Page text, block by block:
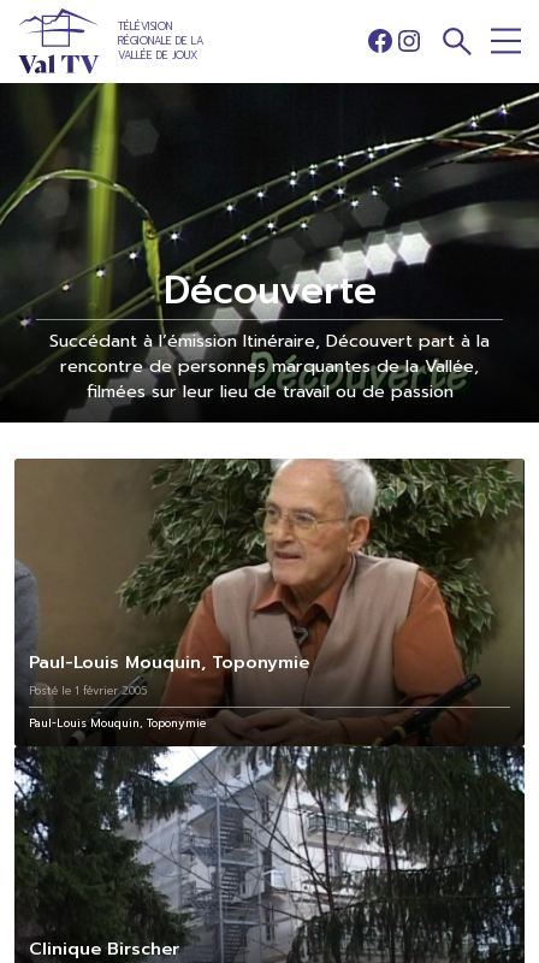
TÉLÉVISION
RÉGIONALE DE LA
VALLÉE DE JOUX
Facebook
Instagram
Découverte
Succédant à l’émission Itinéraire, Découvert part à la
rencontre de personnes marquantes de la Vallée,
filmées sur leur lieu de travail ou de passion
Paul-Louis Mouquin, Toponymie
Posté le 1 février 2005
Paul-Louis Mouquin, Toponymie
Clinique Birscher